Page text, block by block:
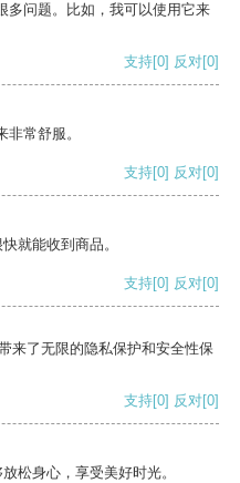
多问题。比如，我可以使用它来
支持[0] 反对[0]
常舒服。
支持[0] 反对[0]
就能收到商品。
支持[0] 反对[0]
来了无限的隐私保护和安全性保
支持[0] 反对[0]
松身心，享受美好时光。